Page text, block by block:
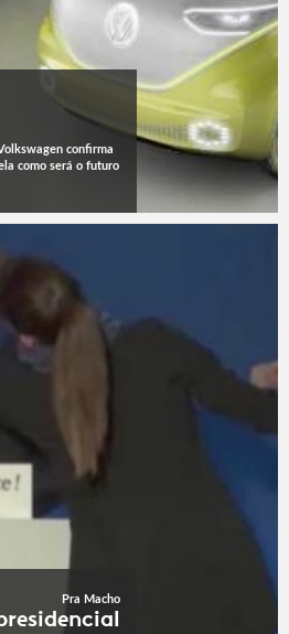
confirma
como será o futuro
Pra Macho